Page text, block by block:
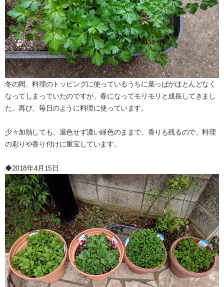
冬の間、料理のトッピングに使っているうちに葉っぱがほとんどなく
なってしまっていたのですが、春になってモリモリと成長してきまし
た。再び、毎日のように料理に使っています。
少々加熱しても、退色せず濃い緑色のままで、香りも残るので、料理
の彩りや香り付けに重宝しています。
◆2018年4月15日